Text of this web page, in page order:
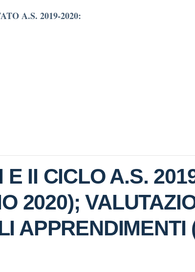
A.S. 2019-2020:
E II CICLO A.S.
2020);
APPRENDIMENTI